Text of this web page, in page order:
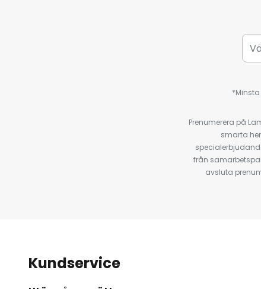
Prenumerera på
smarta
från
avsluta
Kundservice